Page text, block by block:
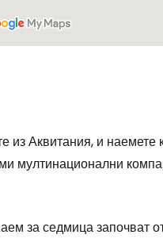
из Аквитания, и
мултинационални
за седмица започват